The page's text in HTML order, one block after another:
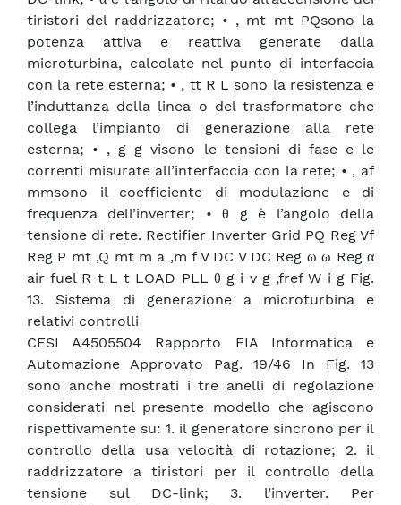
tiristori del raddrizzatore; • , mt mt PQsono la
potenza attiva e reattiva generate dalla
microturbina, calcolate nel punto di interfaccia
con la rete esterna; • , tt R L sono la resistenza e
l’induttanza della linea o del trasformatore che
collega l’impianto di generazione alla rete
esterna; • , g g visono le tensioni di fase e le
correnti misurate all’interfaccia con la rete; • , af
mmsono il coefficiente di modulazione e di
frequenza dell’inverter; • θ g è l’angolo della
tensione di rete. Rectifier Inverter Grid PQ Reg Vf
Reg P mt ,Q mt m a ,m f V DC V DC Reg ω ω Reg α
air fuel R t L t LOAD PLL θ g i v g ,fref W i g Fig.
13. Sistema di generazione a microturbina e
relativi controlli
CESI A4505504 Rapporto FIA Informatica e
Automazione Approvato Pag. 19/46 In Fig. 13
sono anche mostrati i tre anelli di regolazione
considerati nel presente modello che agiscono
rispettivamente su: 1. il generatore sincrono per il
controllo della usa velocità di rotazione; 2. il
raddrizzatore a tiristori per il controllo della
tensione sul DC-link; 3. l’inverter. Per